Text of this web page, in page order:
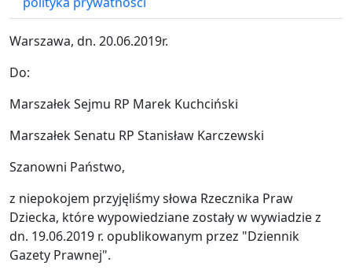
Warszawa, dn. 20.06.2019r.
Do:
Marszałek Sejmu RP Marek Kuchciński
Marszałek Senatu RP Stanisław Karczewski
Szanowni Państwo,
z niepokojem przyjęliśmy słowa Rzecznika Praw
Dziecka, które wypowiedziane zostały w wywiadzie z
dn. 19.06.2019 r. opublikowanym przez "Dziennik
Gazety Prawnej".